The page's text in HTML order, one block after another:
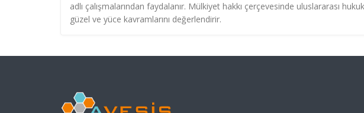
adlı çalışmalarından faydalanır. Mülkiyet hakkı çerçevesinde uluslararası
güzel ve yüce kavramlarını değerlendirir.